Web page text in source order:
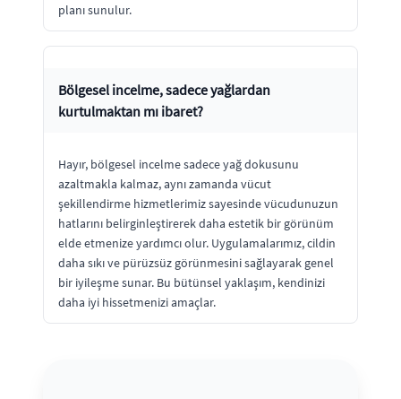
planı sunulur.
Bölgesel incelme, sadece yağlardan
kurtulmaktan mı ibaret?
Hayır, bölgesel incelme sadece yağ dokusunu
azaltmakla kalmaz, aynı zamanda vücut
şekillendirme hizmetlerimiz sayesinde vücudunuzun
hatlarını belirginleştirerek daha estetik bir görünüm
elde etmenize yardımcı olur. Uygulamalarımız, cildin
daha sıkı ve pürüzsüz görünmesini sağlayarak genel
bir iyileşme sunar. Bu bütünsel yaklaşım, kendinizi
daha iyi hissetmenizi amaçlar.